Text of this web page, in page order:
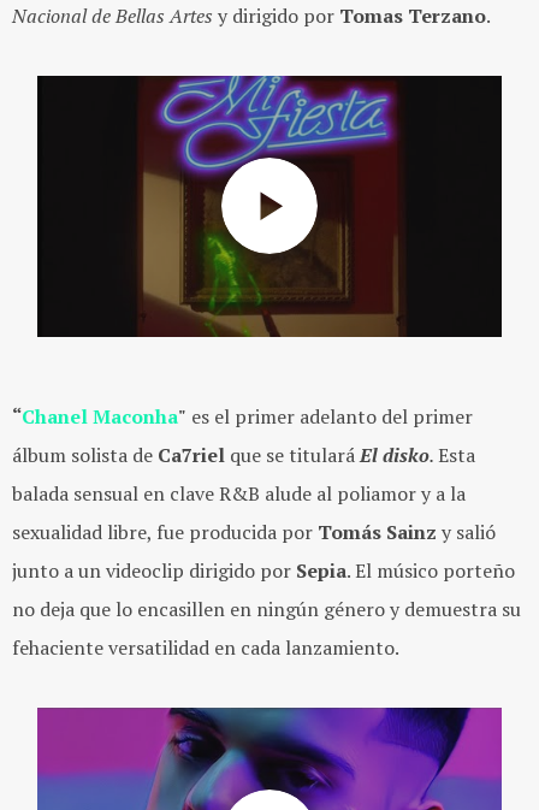
Nacional de Bellas Artes y dirigido por Tomas Terzano.
“Chanel Maconha" es el primer adelanto del primer
álbum solista de Ca7riel que se titularáEl disko.Esta
balada sensual en clave R&B alude al poliamor y a la
sexualidad libre, fue producida por Tomás Sainz y salió
junto a un videoclip dirigido por Sepia. El músico porteño
no deja que lo encasillen en ningún género y demuestra su
fehaciente versatilidad en cada lanzamiento.